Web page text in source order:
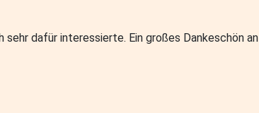
dafür interessierte. Ein großes Dankeschön